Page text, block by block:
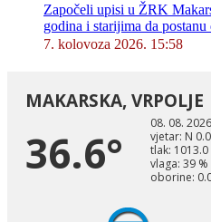
Započeli upisi u ŽRK
godina i starijima da
7. kolovoza 2026. 15:58